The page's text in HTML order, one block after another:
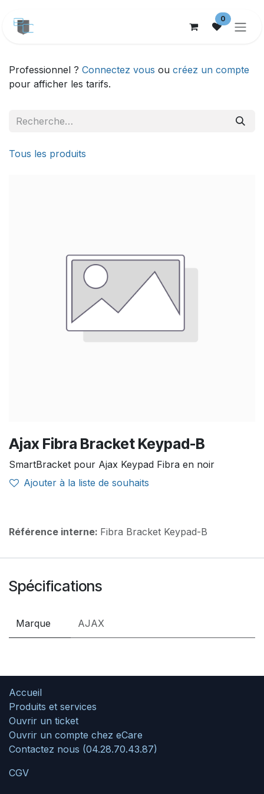
0
Professionnel ? Connectez vous ou créez un compte
pour afficher les tarifs.
Tous les produits
Ajax Fibra Bracket Keypad-B
SmartBracket pour Ajax Keypad Fibra en noir
Ajouter à la liste de souhaits
Référence interne: Fibra Bracket Keypad-B
Spécifications
Marque AJAX
Accueil
Produits et services
Ouvrir un ticket
Ouvrir un compte chez eCare
Contactez nous (04.28.70.43.87)
CGV